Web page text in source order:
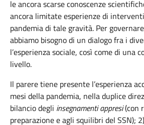
le ancora scarse conoscenze
ancora limitate esperienze di
pandemia di tale gravità. Per
abbiamo bisogno di un dialogo fra i
l’esperienza sociale, così come di una
livello.
Il parere tiene presente l’esperienza
mesi della pandemia, nella duplice
bilancio degli insegnamenti appresi(con
preparazione e agli squilibri del SSN);